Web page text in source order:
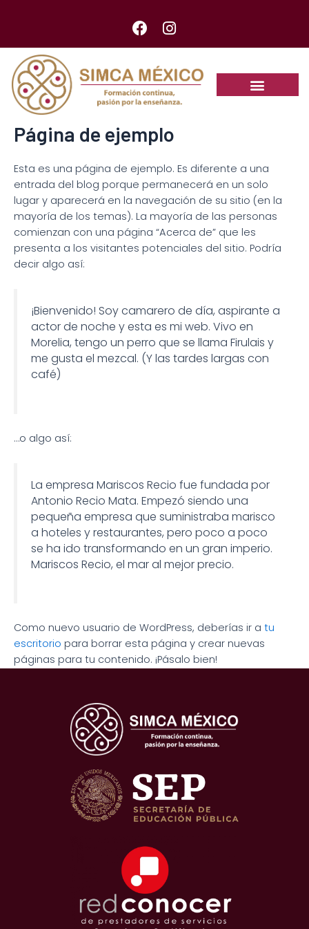
Página de ejemplo
Esta es una página de ejemplo. Es diferente a una
entrada del blog porque permanecerá en un solo
lugar y aparecerá en la navegación de su sitio (en la
mayoría de los temas). La mayoría de las personas
comienzan con una página “Acerca de” que les
presenta a los visitantes potenciales del sitio. Podría
decir algo así:
¡Bienvenido! Soy camarero de día, aspirante a
actor de noche y esta es mi web. Vivo en
Morelia, tengo un perro que se llama Firulais y
me gusta el mezcal. (Y las tardes largas con
café)
…o algo así:
La empresa Mariscos Recio fue fundada por
Antonio Recio Mata. Empezó siendo una
pequeña empresa que suministraba marisco
a hoteles y restaurantes, pero poco a poco
se ha ido transformando en un gran imperio.
Mariscos Recio, el mar al mejor precio.
Como nuevo usuario de WordPress, deberías ir a tu
escritorio para borrar esta página y crear nuevas
páginas para tu contenido. ¡Pásalo bien!